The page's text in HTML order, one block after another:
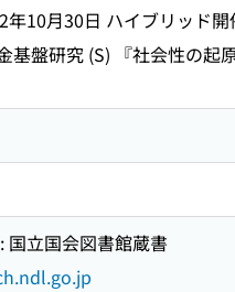
年10月30日 ハイブリッド
基盤研究 (S) 『社会性の起
国立国会図書館蔵書